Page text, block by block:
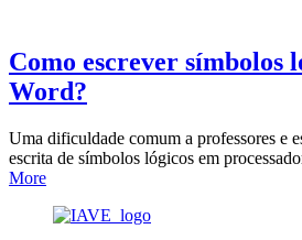
Como escrever símbolos
Word?
Uma dificuldade comum a professores e
escrita de símbolos lógicos em
More